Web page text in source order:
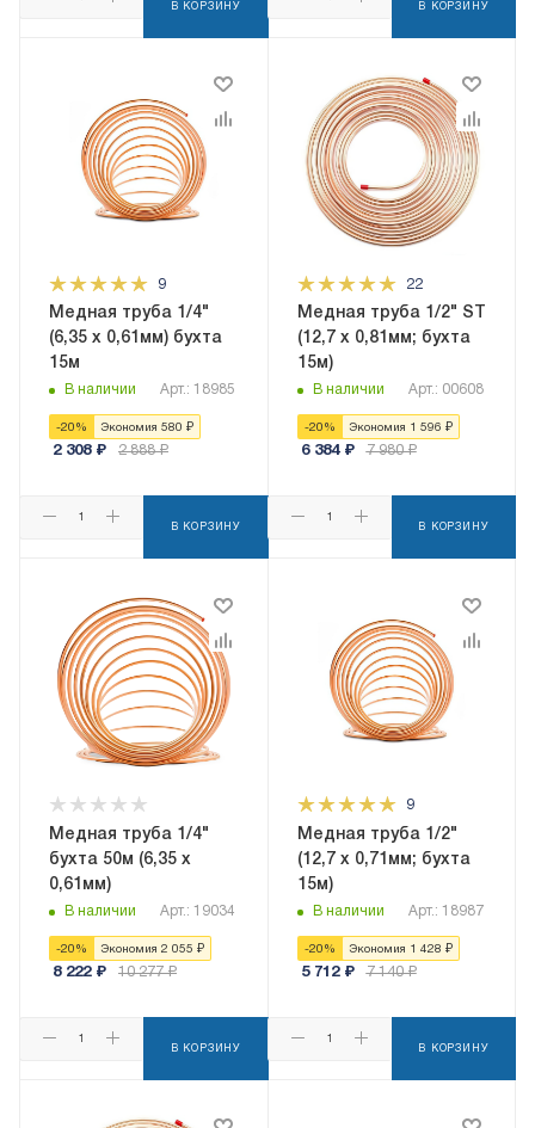
В КОРЗИНУ В КОРЗИНУ
9
Медная труба 1/4"
(6,35 x 0,61мм) бухта
15м
В наличии Арт.: 18985
-20 % Экономия 580 ₽
2 308₽ 2 888₽
В КОРЗИНУ
22
Медная труба 1/2" ST
(12,7 х 0,81мм; бухта
15м)
В наличии Арт.: 00608
-20 % Экономия 1 596 ₽
6 384₽ 7 980₽
В КОРЗИНУ
Медная труба 1/4"
бухта 50м (6,35 x
0,61мм)
В наличии Арт.: 19034
-20 % Экономия 2 055 ₽
8 222₽ 10 277₽
В КОРЗИНУ
9
Медная труба 1/2"
(12,7 x 0,71мм; бухта
15м)
В наличии Арт.: 18987
-20 % Экономия 1 428 ₽
5 712₽ 7 140₽
В КОРЗИНУ